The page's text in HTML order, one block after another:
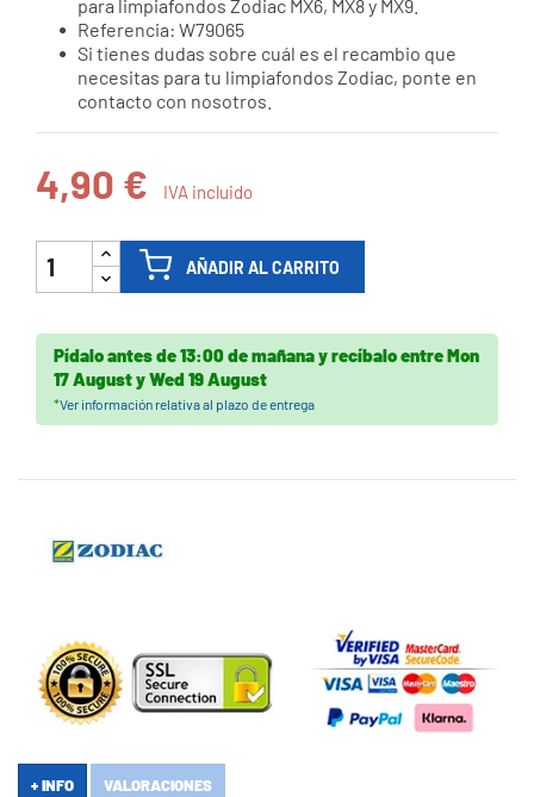
para limpiafondos Zodiac MX6, MX8 y MX9.
Referencia: W79065
Si tienes dudas sobre cuál es el recambio que
necesitas para tu limpiafondos Zodiac, ponte en
contacto con nosotros.
4,90 € IVA incluido
AÑADIR AL CARRITO
Pídalo antes de13:00 de mañanay recíbaloentreMon
17 AugustyWed 19 August
*Ver información relativa al plazo de entrega
+ INFO VALORACIONES